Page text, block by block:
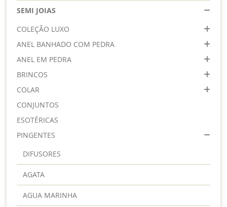
SEMI JOIAS
COLEÇÃO LUXO
ANEL BANHADO COM PEDRA
ANEL EM PEDRA
BRINCOS
COLAR
CONJUNTOS
ESOTÉRICAS
PINGENTES
DIFUSORES
AGATA
AGUA MARINHA